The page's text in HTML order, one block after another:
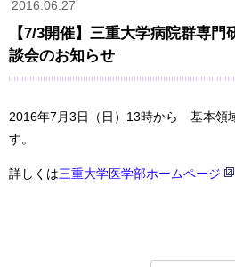
2016.06.27
【7/3開催】三重大学病院群専門
談会のお知らせ
2016年7月3日（日）13時から 基本領
す。
詳しくは三重大学医学部ホームページ